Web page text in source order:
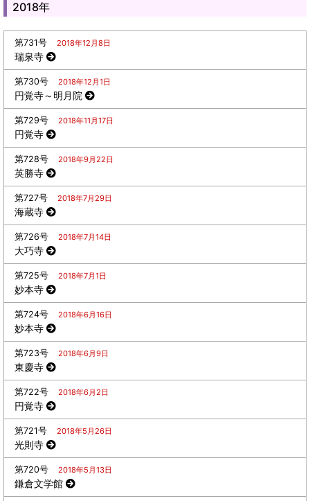
2018年
第731号 2018年12月8日
瑞泉寺
第730号 2018年12月1日
円覚寺～明月院
第729号 2018年11月17日
円覚寺
第728号 2018年9月22日
英勝寺
第727号 2018年7月29日
海蔵寺
第726号 2018年7月14日
大巧寺
第725号 2018年7月1日
妙本寺
第724号 2018年6月16日
妙本寺
第723号 2018年6月9日
東慶寺
第722号 2018年6月2日
円覚寺
第721号 2018年5月26日
光則寺
第720号 2018年5月13日
鎌倉文学館